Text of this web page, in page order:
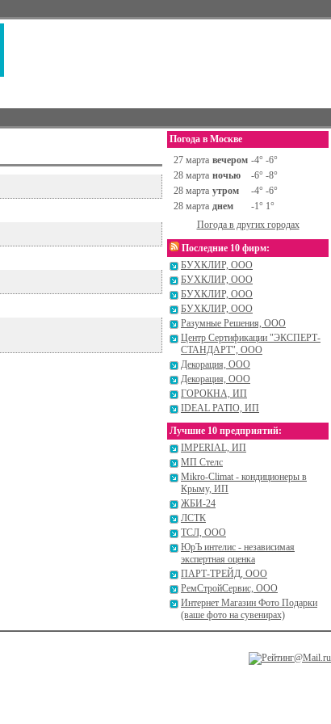
Погода в Москве
27 марта вечером -4° -6°
28 марта ночью
-6° -8°
28 марта утром
-4° -6°
28 марта днем
-1° 1°
Погода в других городах
Последние 10 фирм:
БУХКЛИР, ООО
БУХКЛИР, ООО
БУХКЛИР, ООО
БУХКЛИР, ООО
Разумные Решения, ООО
Центр Сертификации "ЭКСПЕРТ-
СТАНДАРТ", ООО
Декорация, ООО
Декорация, ООО
ГОРОКНА, ИП
IDEAL PATIO, ИП
Лучшие 10 предприятий:
IMPERIAL, ИП
МП Стелс
Mikro-Climat - кондиционеры в
Крыму, ИП
ЖБИ-24
ЛСТК
ТСЛ, ООО
ЮрЪ интелис - независимая
экспертная оценка
ПАРТ-ТРЕЙД, ООО
РемСтройСервис, ООО
Интернет Магазин Фото Подарки
(ваше фото на сувенирах)